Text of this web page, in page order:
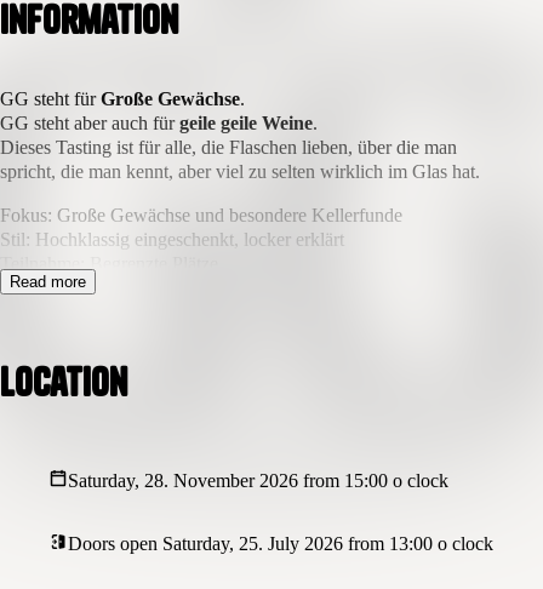
Information
GG steht fürGroße Gewächse.
GG steht aber auch fürgeile geile Weine.
Dieses Tasting ist für alle, die Flaschen lieben, über die man
spricht, die man kennt, aber viel zu selten wirklich im Glas hat.
Fokus: Große Gewächse und besondere Kellerfunde
Stil: Hochklassig eingeschenkt, locker erklärt
zwischen elegant und kompromisslos gut alles abdecken. Ohne
Weingrün richtet sich an alle, die große Weine schätzen, gute
Read more
Location
Saturday, 28. November 2026 from 15:00 o clock
Doors open Saturday, 25. July 2026 from 13:00 o clock